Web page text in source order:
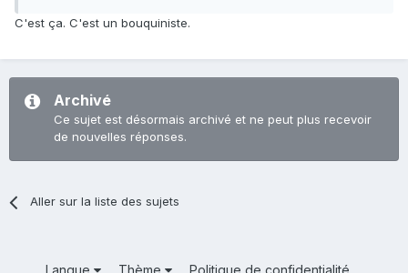
C'est ça. C'est un bouquiniste.
Archivé
Ce sujet est désormais archivé et ne peut plus recevoir
de nouvelles réponses.
Aller sur la liste des sujets